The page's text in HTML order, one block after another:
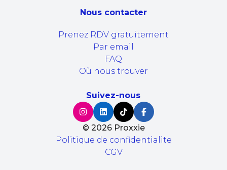
Nous contacter
Prenez RDV gratuitement
Par email
FAQ
Où nous trouver
Suivez-nous
© 2026Proxxie
Politique de confidentialite
CGV